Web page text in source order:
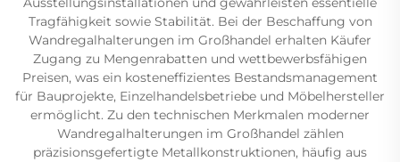
Tragfähigkeit sowie Stabilität. Bei der Beschaffung von
Wandregalhalterungen im Großhandel erhalten Käufer
Zugang zu Mengenrabatten und wettbewerbsfähigen
Preisen, was ein kosteneffizientes Bestandsmanagement
für Bauprojekte, Einzelhandelsbetriebe und Möbelhersteller
ermöglicht. Zu den technischen Merkmalen moderner
Wandregalhalterungen im Großhandel zählen
präzisionsgefertigte Metallkonstruktionen, häufig aus